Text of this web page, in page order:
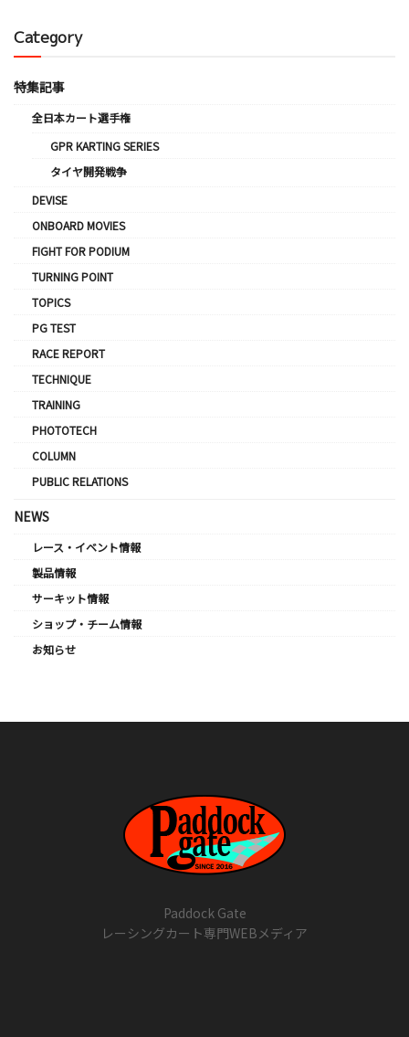
Category
特集記事
全日本カート選手権
GPR KARTING SERIES
タイヤ開発戦争
DEVISE
ONBOARD MOVIES
FIGHT FOR PODIUM
TURNING POINT
TOPICS
PG TEST
RACE REPORT
TECHNIQUE
TRAINING
PHOTOTECH
COLUMN
PUBLIC RELATIONS
NEWS
レース・イベント情報
製品情報
サーキット情報
ショップ・チーム情報
お知らせ
Paddock Gate
レーシングカート専門WEBメディア